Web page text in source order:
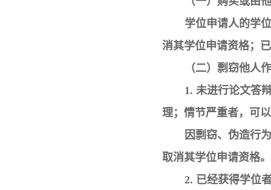
学位申请人的学
消其学位申请资格；
（二）剽窃他人
1. 未进行论文答
理；情节严重者，可
因剽窃、伪造行
取消其学位申请资格。
2. 已经获得学位